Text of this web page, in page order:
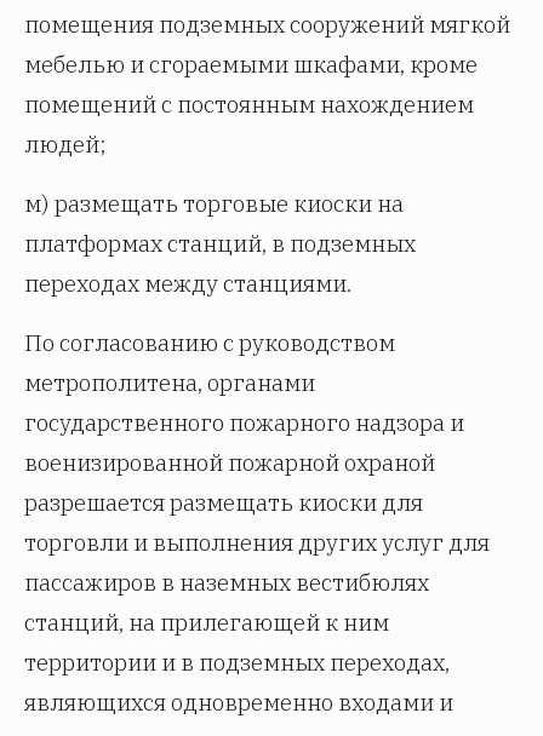
помещения подземных сооружений мягкой
мебелью и сгораемыми шкафами, кроме
помещений с постоянным нахождением
людей;
м) размещать торговые киоски на
платформах станций, в подземных
переходах между станциями.
По согласованию с руководством
метрополитена, органами
государственного пожарного надзора и
военизированной пожарной охраной
разрешается размещать киоски для
торговли и выполнения других услуг для
пассажиров в наземных вестибюлях
станций, на прилегающей к ним
территории и в подземных переходах,
являющихся одновременно входами и